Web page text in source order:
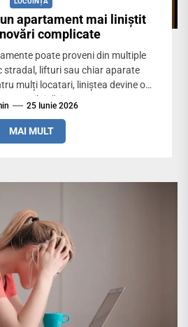
apartament mai liniștit
complicate
poate proveni din multiple
stradal, lifturi sau chiar aparate
mulți locatari, liniștea devine o
zilnică, iar...
25 Iunie 2026
MAI MULT